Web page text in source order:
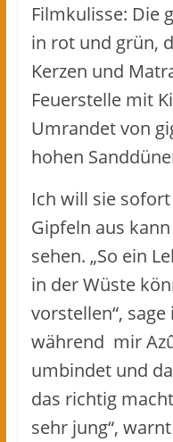
Filmkulisse: Die
in rot und grün,
Kerzen und
Feuerstelle mit
Umrandet von
hohen
Ich will sie
Gipfeln aus
sehen. „So ein
in der Wüste
vorstellen“,
während mir
umbindet und
das richtig
sehr jung“,